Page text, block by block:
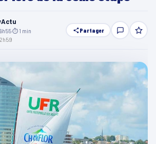
⏱ 1 min Partager